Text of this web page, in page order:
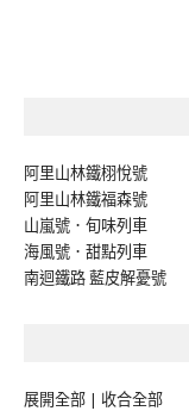
阿里山林鐵栩悅號
阿里山林鐵福森號
山嵐號．旬味列車
海風號．甜點列車
南迴鐵路 藍皮解憂號
展開全部 | 收合全部